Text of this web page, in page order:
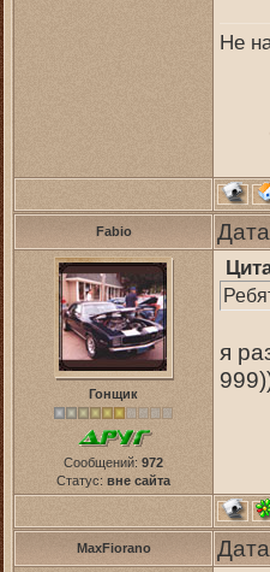
Не
Fabio
Гонщик
Сообщений: 972
Статус: вне сайта
я
MaxFiorano